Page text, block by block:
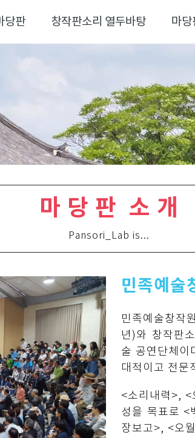
당판 창작판소리 열두바탕 마당
마 당 판 소 개
Pansori_Lab is...
민족예술
민족예술창작
년)와 창작판
술 공연단체이
대적이고 전문
<소리내력>, <
성을 목표로 <
장보고>, <오